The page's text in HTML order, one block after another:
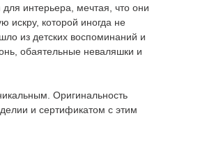
интерьера, мечтая, что они
искру, которой иногда не
из детских воспоминаний и
обаятельные неваляшки и
Оригинальность
и сертификатом с этим